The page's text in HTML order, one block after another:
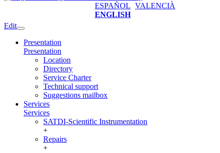
ESPAÑOL VALENCIÀ
ENGLISH
Edit
Presentation
Presentation
Location
Directory
Service Charter
Technical support
Suggestions mailbox
Services
Services
SATDI-Scientific Instrumentation
+
Repairs
+